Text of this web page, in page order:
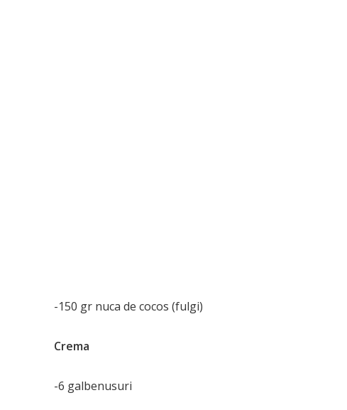
-150 gr nuca de cocos (fulgi)
Crema
-6 galbenusuri